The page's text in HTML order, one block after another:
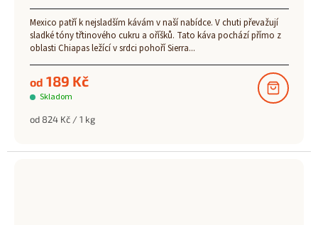
Skladom
od 189 Kč
Měrná
od 824 Kč / 1 kg
Mexico patří k nejsladším kávám v naší nabídce. V chuti převažují
sladké tóny třtinového cukru a oříšků. Tato káva pochází přímo z
oblasti Chiapas ležící v srdci pohoří Sierra...